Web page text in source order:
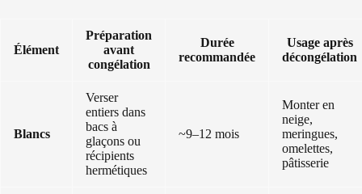
Élément
Préparation
avant
congélation
Durée
recommandée
Usage après
décongélation
Blancs
Verser
entiers dans
bacs à
glaçons ou
récipients
hermétiques
~9–12 mois
Monter en
neige,
meringues,
omelettes,
pâtisserie